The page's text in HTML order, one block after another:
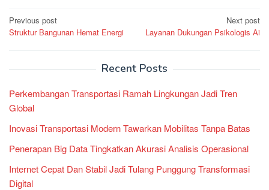
Post
navigation
Previous post
Struktur Bangunan Hemat Energi
Next post
Layanan Dukungan Psikologis Ai
Recent Posts
Perkembangan Transportasi Ramah Lingkungan Jadi Tren
Global
Inovasi Transportasi Modern Tawarkan Mobilitas Tanpa Batas
Penerapan Big Data Tingkatkan Akurasi Analisis Operasional
Internet Cepat Dan Stabil Jadi Tulang Punggung Transformasi
Digital